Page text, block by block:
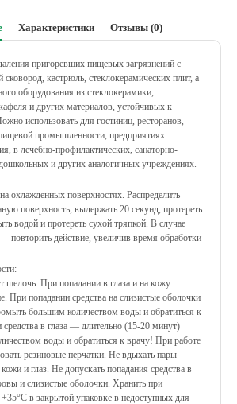
Характеристики Отзывы (0)
пригоревших пищевых загрязнений с
сковород, кастрюль, стеклокерамических плит, а
оборудования из стеклокерамики,
и других материалов, устойчивых к
использовать для гостиниц, ресторанов,
промышленности, предприятиях
в лечебно-профилактических, санаторно-
и других аналогичных учреждениях.
охлажденных поверхностях. Распределить
поверхность, выдержать 20 секунд, протереть
водой и протереть сухой тряпкой. В случае
повторить действие, увеличив время обработки
При попадании в глаза и на кожу
При попадании средства на слизистые оболочки
большим количеством воды и обратиться к
в глаза — длительно (15-20 минут)
воды и обратиться к врачу! При работе
резиновые перчатки. Не вдыхать пары
и глаз. Не допускать попадания средства в
и слизистые оболочки. Хранить при
в закрытой упаковке в недоступных для